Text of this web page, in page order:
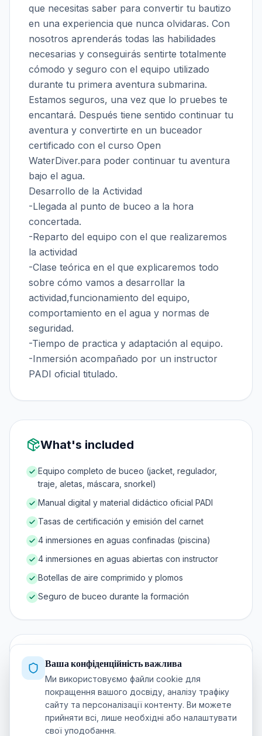
que necesitas saber para convertir tu bautizo
en una experiencia que nunca olvidaras. Con
nosotros aprenderás todas las habilidades
necesarias y conseguirás sentirte totalmente
cómodo y seguro con el equipo utilizado
durante tu primera aventura submarina.
Estamos seguros, una vez que lo pruebes te
encantará. Después tiene sentido continuar tu
aventura y convertirte en un buceador
certificado con el curso Open
WaterDiver.para poder continuar tu aventura
bajo el agua.
Desarrollo de la Actividad
-Llegada al punto de buceo a la hora
concertada.
-Reparto del equipo con el que realizaremos
la actividad
-Clase teórica en el que explicaremos todo
sobre cómo vamos a desarrollar la
actividad,funcionamiento del equipo,
comportamiento en el agua y normas de
seguridad.
-Tiempo de practica y adaptación al equipo.
-Inmersión acompañado por un instructor
PADI oficial titulado.
What's included
Equipo completo de buceo (jacket, regulador,
traje, aletas, máscara, snorkel)
Manual digital y material didáctico oficial PADI
Tasas de certificación y emisión del carnet
4 inmersiones en aguas confinadas (piscina)
4 inmersiones en aguas abiertas con instructor
Botellas de aire comprimido y plomos
Seguro de buceo durante la formación
Requirements
Edad mínima: 10 años (Open Water Junior) o 15
años (Open Water completo)
Saber nadar 200 m sin parar (estilo libre, espalda o
braza)
Ваша конфіденційність важлива
Ми використовуємо файли cookie для
покращення вашого досвіду, аналізу трафіку
сайту та персоналізації контенту. Ви можете
прийняти всі, лише необхідні або налаштувати
свої уподобання.